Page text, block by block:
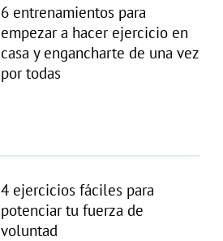
6 entrenamientos para
empezar a hacer ejercicio en
casa y engancharte de una vez
por todas
4 ejercicios fáciles para
potenciar tu fuerza de
voluntad